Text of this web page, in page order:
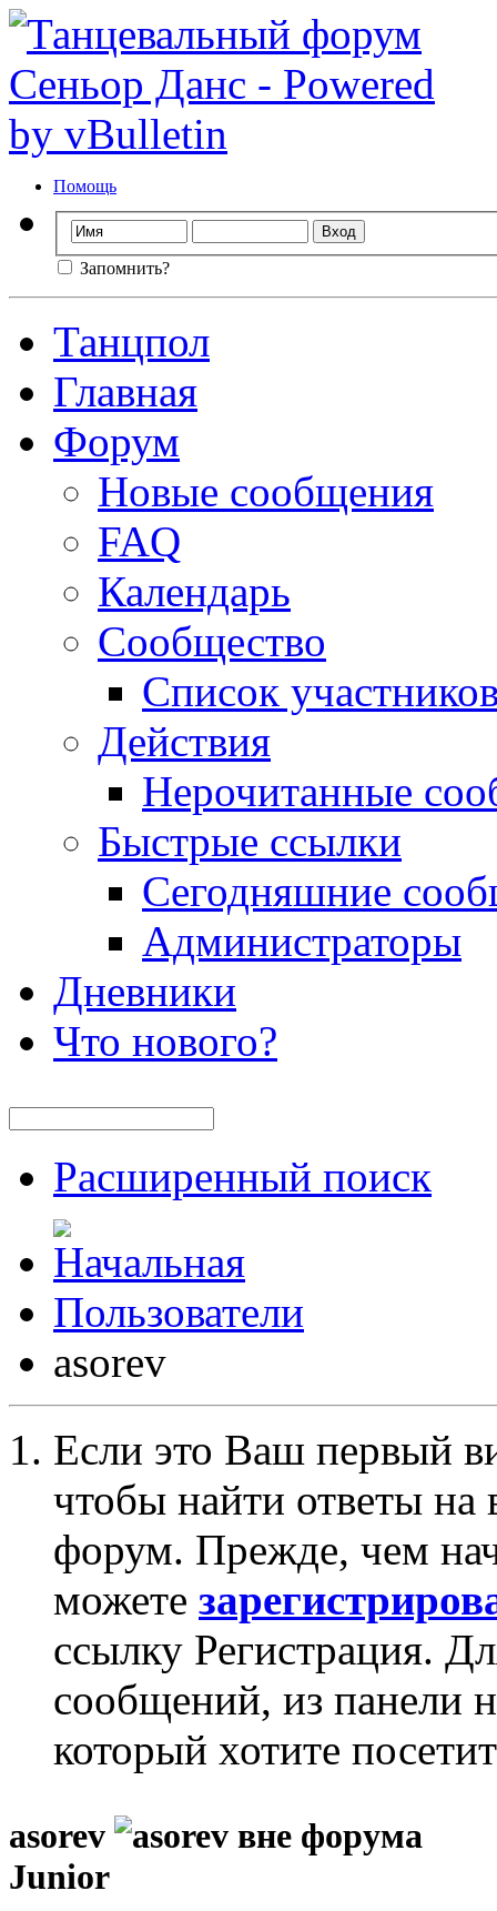
Помощь
Запомнить?
Танцпол
Главная
Форум
Новые сообщения
FAQ
Календарь
Сообщество
Список
Действия
Нерочитанные
Быстрые ссылки
Сегодняшние
Администраторы
Дневники
Что нового?
Расширенный поиск
Пользователи
asorev
Если это Ваш первый
чтобы найти ответы на
форум. Прежде, чем
можете
ссылку Регистрация.
сообщений, из панели
который хотите
asorev
Junior